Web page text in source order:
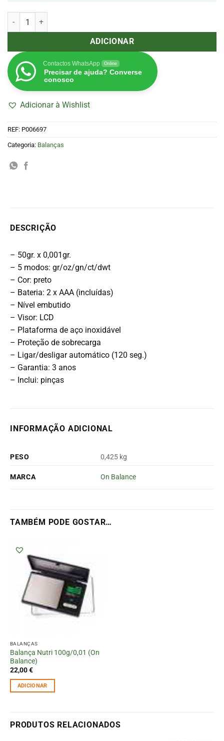
Quantidade de Balança Carat Scale 50g/0.001 (On Balance)
ADICIONAR
Contactos WhatsApp Online
Precisar de ajuda? Converse
conosco
Adicionar à Wishlist
REF: P006697
Categoria: Balanças
DESCRIÇÃO
– 50gr. x 0,001gr.
– 5 modos: gr/oz/gn/ct/dwt
– Cor: preto
– Bateria: 2 x AAA (incluídas)
– Nível embutido
– Visor: LCD
– Plataforma de aço inoxidável
– Proteção de sobrecarga
– Ligar/desligar automático (120 seg.)
– Garantia: 3 anos
– Inclui: pinças
INFORMAÇÃO ADICIONAL
PESO 0,425 kg
MARCA On Balance
TAMBÉM PODE GOSTAR…
BALANÇAS
Balança Nutri 100g/0,01 (On
Balance)
22,00€
ADICIONAR
PRODUTOS RELACIONADOS